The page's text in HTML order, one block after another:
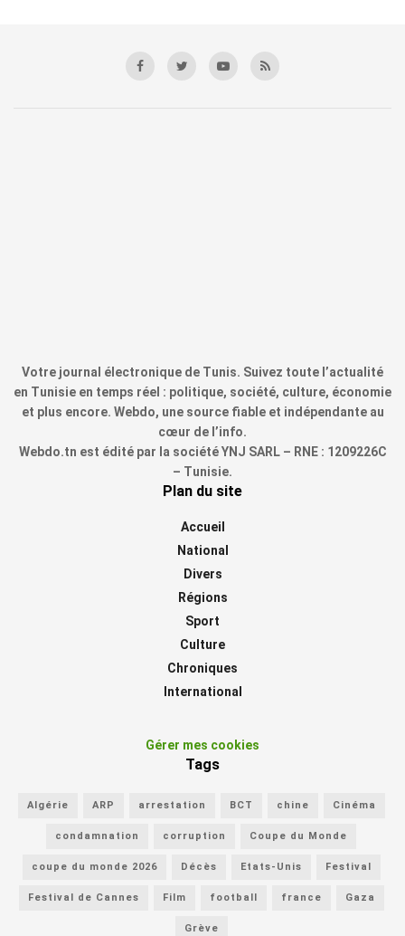
Votre journal électronique de Tunis. Suivez toute l’actualité
en Tunisie en temps réel : politique, société, culture, économie
et plus encore. Webdo, une source fiable et indépendante au
cœur de l’info.
Webdo.tn est édité par la société YNJ SARL – RNE : 1209226C
– Tunisie.
Plan du site
Accueil
National
Divers
Régions
Sport
Culture
Chroniques
International
Gérer mes cookies
Tags
Algérie ARP arrestation BCT chine Cinéma
condamnation corruption Coupe du Monde
coupe du monde 2026 Décès Etats-Unis Festival
Festival de Cannes Film football france Gaza
Grève